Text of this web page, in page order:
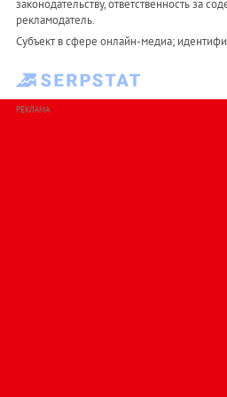
законодательству, ответственность за
рекламодатель.
Субъект в сфере онлайн-медиа;
РЕКЛАМА